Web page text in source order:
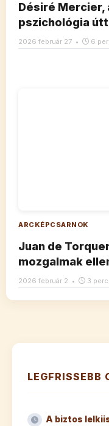
Désiré
pszichológia
2026 február 27 • 6
ARCKÉPCSARNOK
Juan de
mozgalmak
2026 február 2 • 3 perc
LEGFRISSEBB
A biztos